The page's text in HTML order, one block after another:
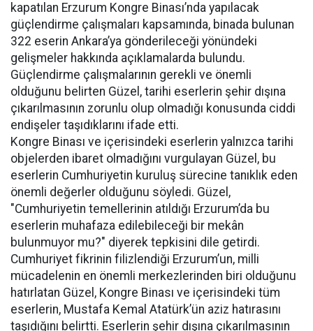
kapatılan Erzurum Kongre Binası’nda yapılacak
güçlendirme çalışmaları kapsamında, binada bulunan
322 eserin Ankara’ya gönderileceği yönündeki
gelişmeler hakkında açıklamalarda bulundu.
Güçlendirme çalışmalarının gerekli ve önemli
olduğunu belirten Güzel, tarihi eserlerin şehir dışına
çıkarılmasının zorunlu olup olmadığı konusunda ciddi
endişeler taşıdıklarını ifade etti.
Kongre Binası ve içerisindeki eserlerin yalnızca tarihi
objelerden ibaret olmadığını vurgulayan Güzel, bu
eserlerin Cumhuriyetin kuruluş sürecine tanıklık eden
önemli değerler olduğunu söyledi. Güzel,
"Cumhuriyetin temellerinin atıldığı Erzurum’da bu
eserlerin muhafaza edilebileceği bir mekân
bulunmuyor mu?" diyerek tepkisini dile getirdi.
Cumhuriyet fikrinin filizlendiği Erzurum’un, milli
mücadelenin en önemli merkezlerinden biri olduğunu
hatırlatan Güzel, Kongre Binası ve içerisindeki tüm
eserlerin, Mustafa Kemal Atatürk’ün aziz hatırasını
taşıdığını belirtti. Eserlerin şehir dışına çıkarılmasının